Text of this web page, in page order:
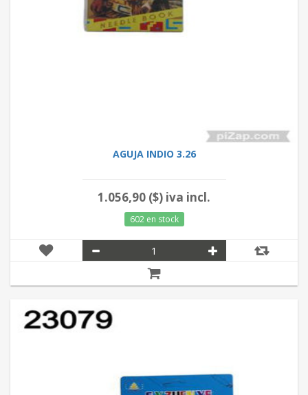
AGUJA INDIO 3.26
1.056,90 ($) iva incl.
602 en stock